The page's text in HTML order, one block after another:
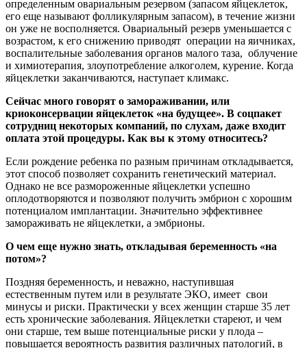
определенным овариальным резервом (запасом яйцеклеток,
его еще называют фолликулярным запасом), в течение жизни
он уже не восполняется. Овариальный резерв уменьшается с
возрастом, к его снижению приводят операции на яичниках,
воспалительные заболевания органов малого таза, облучение
и химиотерапия, злоупотребление алкоголем, курение. Когда
яйцеклетки заканчиваются, наступает климакс.
Сейчас много говорят о замораживании, или
криоконсервации яйцеклеток «на будущее». В соцпакет
сотрудниц некоторых компаний, по слухам, даже входит
оплата этой процедуры. Как вы к этому относитесь?
Если рождение ребенка по разным причинам откладывается,
этот способ позволяет сохранить генетический материал.
Однако не все размороженные яйцеклетки успешно
оплодотворяются и позволяют получить эмбрион с хорошим
потенциалом имплантации. Значительно эффективнее
замораживать не яйцеклетки, а эмбрионы.
О чем еще нужно знать, откладывая беременность «на
потом»?
Поздняя беременность, и неважно, наступившая
естественным путем или в результате ЭКО, имеет свои
минусы и риски. Практически у всех женщин старше 35 лет
есть хронические заболевания. Яйцеклетки стареют, и чем
они старше, тем выше потенциальные риски у плода –
повышается вероятность развития различных патологий, в